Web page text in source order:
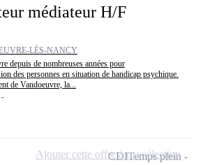
médiateur H/F
LÈS-NANCY
depuis de nombreuses années pour
des personnes en situation de handicap psychique.
de Vandoeuvre, la...
CDITemps plein
Ajouter cette offre à ma sélection